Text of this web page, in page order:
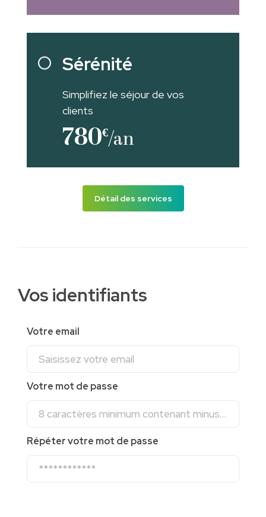
Sérénité
Simplifiez le séjour de vos
clients
780€/an
Détail des services
Vos identifiants
Votre email
Votre mot de passe
Répéter votre mot de passe